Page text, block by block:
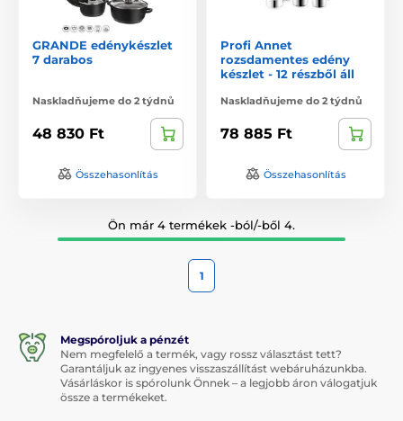
GRANDE edénykészlet
7 darabos
Naskladňujeme do 2 týdnů
48 830 Ft
Összehasonlítás
Profi Annet
rozsdamentes edény
készlet - 12 részből áll
Naskladňujeme do 2 týdnů
78 885 Ft
Összehasonlítás
Ön már 4 termékek -ból/-ből 4.
1
Megspóroljuk a pénzét
Nem megfelelő a termék, vagy rossz választást tett?
Garantáljuk az ingyenes visszaszállítást webáruházunkba.
Vásárláskor is spórolunk Önnek – a legjobb áron válogatjuk
össze a termékeket.